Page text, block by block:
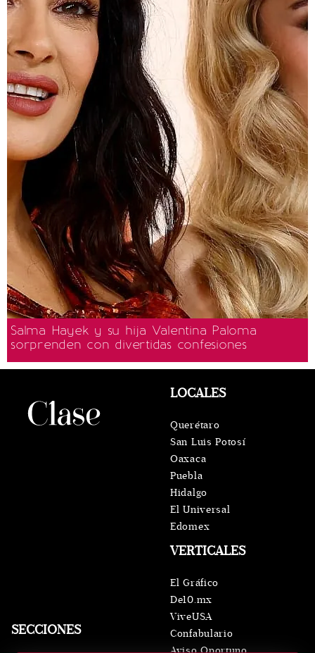
Salma Hayek y su hija Valentina Paloma
sorprenden con divertidas confesiones
SECCIONES
VERTICALES
El Gráfico
De10.mx
ViveUSA
Confabulario
LOCALES
Querétaro
San Luis Potosí
Oaxaca
Puebla
Hidalgo
El Universal
Edomex